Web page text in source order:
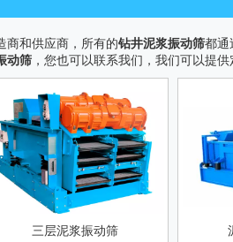
4寸旋流器
商和供应商，所有的钻井泥浆振动筛都通
动筛 ，您也可以联系我们，我们可以提供
三层泥浆振动筛